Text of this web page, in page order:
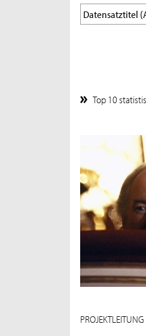
Top 10
PROJEKTLEITUNG